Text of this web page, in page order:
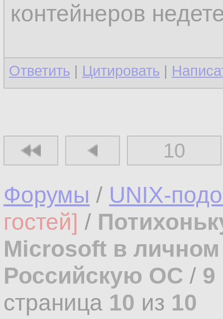
контейнеров
Ответить | Цитировать |
10
Форумы / UNIX-
гостей] /
Microsoft в
Российскую ОС / 9
страница 10 из 10